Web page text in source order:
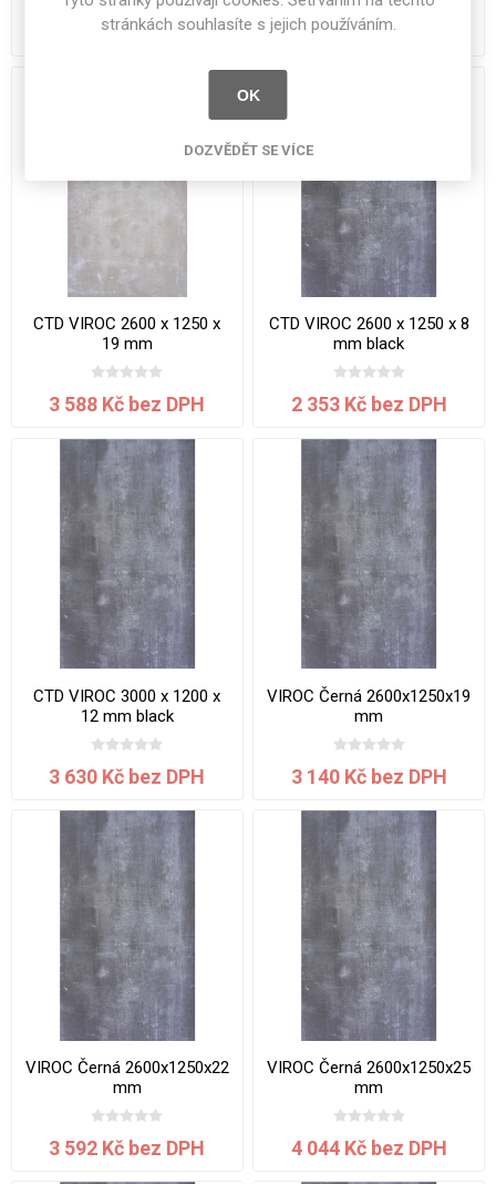
3 036 Kč bez DPH 2 567 Kč bez DPH
CTD VIROC 2600 x 1250 x
19 mm
3 588 Kč bez DPH
CTD VIROC 2600 x 1250 x 8
mm black
2 353 Kč bez DPH
CTD VIROC 3000 x 1200 x
12 mm black
3 630 Kč bez DPH
VIROC Černá 2600x1250x19
mm
3 140 Kč bez DPH
VIROC Černá 2600x1250x22
mm
3 592 Kč bez DPH
VIROC Černá 2600x1250x25
mm
4 044 Kč bez DPH
stránkách souhlasíte s jejich používáním.
OK
DOZVĚDĚT SE VÍCE